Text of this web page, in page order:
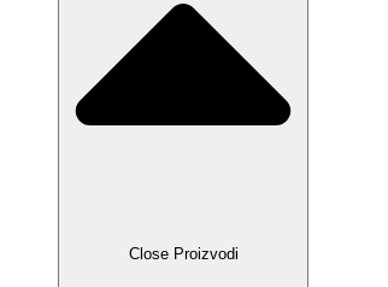
Close Proizvodi